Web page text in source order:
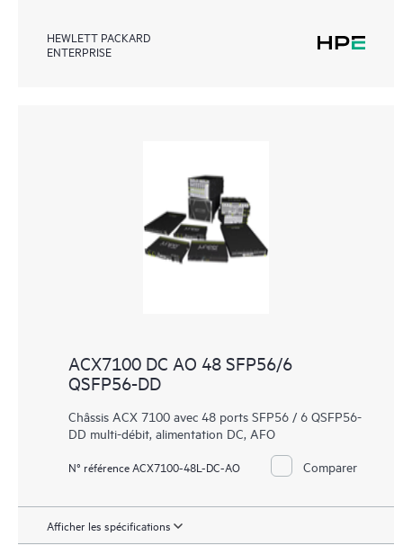
HEWLETT PACKARD
ENTERPRISE
ACX7100 DC AO 48 SFP56/6
QSFP56-DD
Châssis ACX 7100 avec 48 ports SFP56 / 6 QSFP56-
DD multi-débit, alimentation DC, AFO
N° référence ACX7100-48L-DC-AO Comparer
Afficher les spécifications